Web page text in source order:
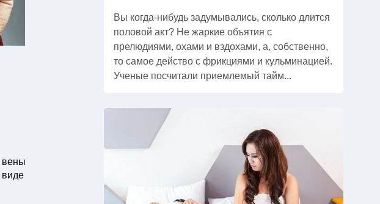
вены
виде
Вы когда-нибудь задумывались, сколько длится
половой акт? Не жаркие объятия с
прелюдиями, охами и вздохами, а, собственно,
то самое действо с фрикциями и кульминацией.
Ученые посчитали приемлемый тайм...